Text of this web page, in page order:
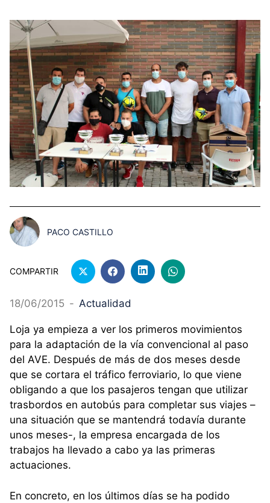
PACO CASTILLO
COMPARTIR
18/06/2015 - Actualidad
Loja ya empieza a ver los primeros movimientos
para la adaptación de la vía convencional al paso
del AVE. Después de más de dos meses desde
que se cortara el tráfico ferroviario, lo que viene
obligando a que los pasajeros tengan que utilizar
trasbordos en autobús para completar sus viajes –
una situación que se mantendrá todavía durante
unos meses-, la empresa encargada de los
trabajos ha llevado a cabo ya las primeras
actuaciones.
En concreto, en los últimos días se ha podido